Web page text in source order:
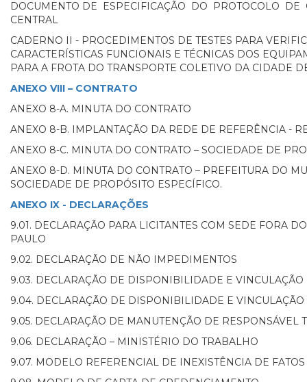
DOCUMENTO DE ESPECIFICAÇÃO DO PROTOCOLO DE
CENTRAL
CADERNO II - PROCEDIMENTOS DE TESTES PARA
CARACTERÍSTICAS FUNCIONAIS E TÉCNICAS DOS
PARA A FROTA DO TRANSPORTE COLETIVO DA CIDADE
ANEXO VIII – CONTRATO
ANEXO 8-A. MINUTA DO CONTRATO
ANEXO 8-B. IMPLANTAÇÃO DA REDE DE REFERÊNCIA -
ANEXO 8-C. MINUTA DO CONTRATO – SOCIEDADE DE
ANEXO 8-D. MINUTA DO CONTRATO – PREFEITURA DO
SOCIEDADE DE PROPÓSITO ESPECÍFICO.
ANEXO IX - DECLARAÇÕES
9.01. DECLARAÇÃO PARA LICITANTES COM SEDE FORA
PAULO
9.02. DECLARAÇÃO DE NÃO IMPEDIMENTOS
9.03. DECLARAÇÃO DE DISPONIBILIDADE E VINCULAÇÃO
9.04. DECLARAÇÃO DE DISPONIBILIDADE E
9.05. DECLARAÇÃO DE MANUTENÇÃO DE RESPONSÁVEL
9.06. DECLARAÇÃO – MINISTÉRIO DO TRABALHO
9.07. MODELO REFERENCIAL DE INEXISTÊNCIA DE